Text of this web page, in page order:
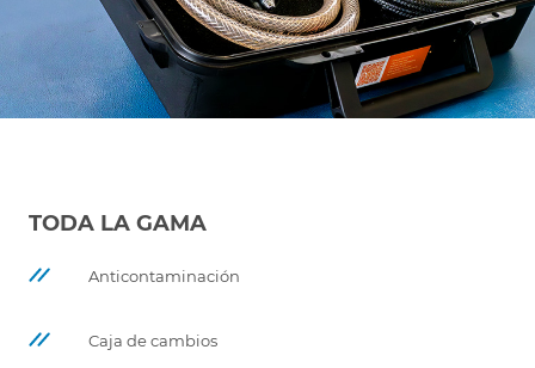
TODA LA GAMA
Anticontaminación
Caja de cambios